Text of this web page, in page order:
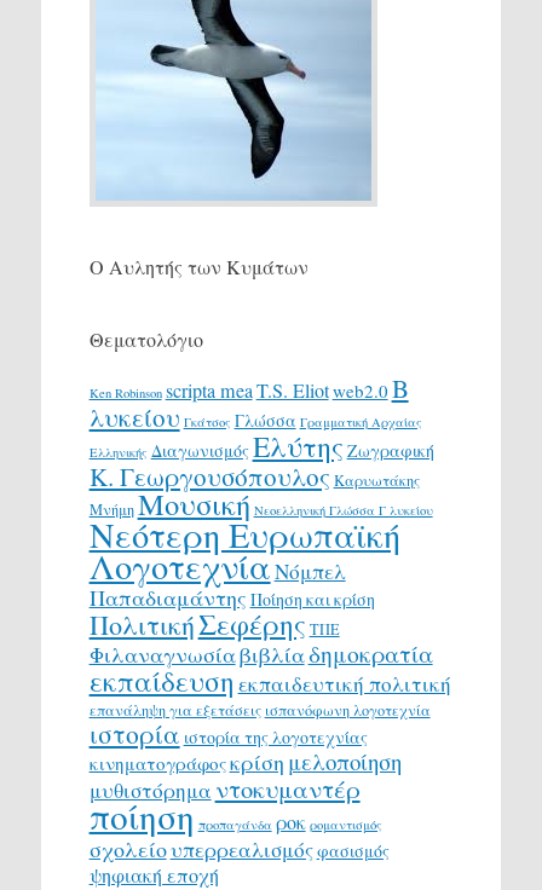
Ο Αυλητής των Κυμάτων
Θεματολόγιο
Ken Robinson scripta meaT.S. Eliotweb2.0 Β
λυκείου Γκάτσος Γλώσσα Γραμματική Αρχαίας
Ελληνικής ΔιαγωνισμόςΕλύτης Ζωγραφική
Κ. Γεωργουσόπουλος Καρυωτάκης
ΜνήμηΜουσική Νεοελληνική Γλώσσα Γ λυκείου
Νεότερη Ευρωπαϊκή
ΛογοτεχνίαΝόμπελ
Παπαδιαμάντης Ποίηση και κρίση
ΠολιτικήΣεφέρης ΤΠΕ
Φιλαναγνωσίαβιβλίαδημοκρατία
εκπαίδευση εκπαιδευτική πολιτική
επανάληψη για εξετάσεις ισπανόφωνη λογοτεχνία
ιστορία ιστορία της λογοτεχνίας
κινηματογράφοςκρίση μελοποίηση
μυθιστόρημα ντοκυμαντέρ
ποίηση προπαγάνδα ροκ ρομαντισμός
σχολείουπερρεαλισμόςφασισμός
ψηφιακή εποχή